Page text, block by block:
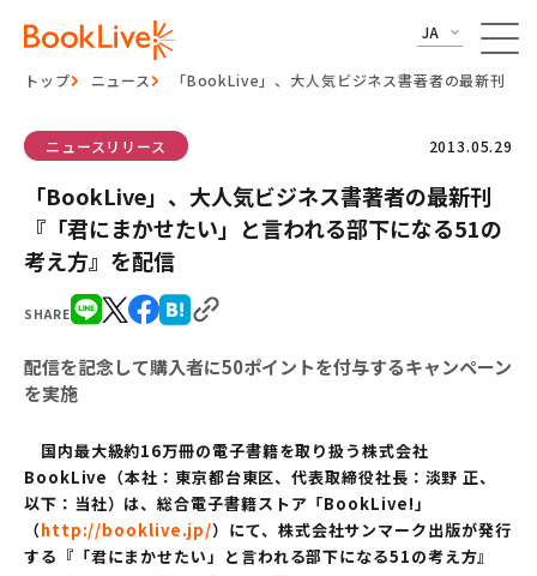
JA
トップ ニュース 「BookLive」、大人気ビジネス書著者の最新刊『
SHARE
ニュースリリース 2013.05.29
「BookLive」、大人気ビジネス書著者の最新刊
『「君にまかせたい」と言われる部下になる51の
考え方』を配信
配信を記念して購入者に50ポイントを付与するキャンペーン
を実施
国内最大級約16万冊の電子書籍を取り扱う株式会社
BookLive（本社：東京都台東区、代表取締役社長：淡野 正、
以下：当社）は、総合電子書籍ストア「BookLive!」
（http://booklive.jp/）にて、株式会社サンマーク出版が発行
する『「君にまかせたい」と言われる部下になる51の考え方』